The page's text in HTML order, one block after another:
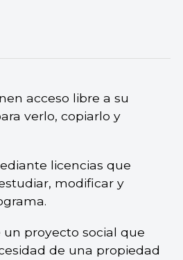
acceso libre a su
verlo, copiarlo y
licencias que
modificar y
proyecto social que
de una propiedad